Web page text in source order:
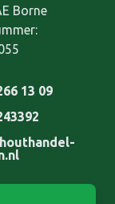
Borne
13 09